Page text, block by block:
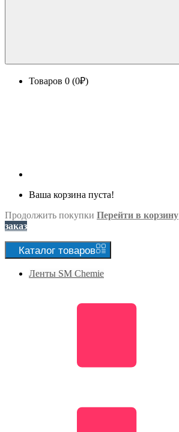
Товаров 0 (0₽)
Ваша корзина пуста!
Продолжить покупки Перейти в корзину
заказ
Каталог товаров
Ленты SM Chemie